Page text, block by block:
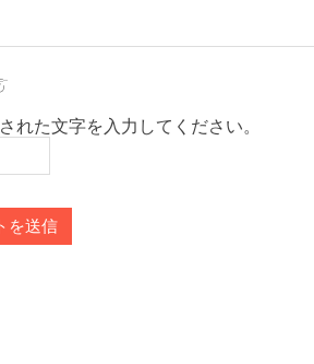
れた文字を入力してください。